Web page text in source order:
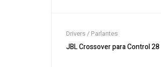
Drivers / Parlantes
JBL Crossover para Control 28